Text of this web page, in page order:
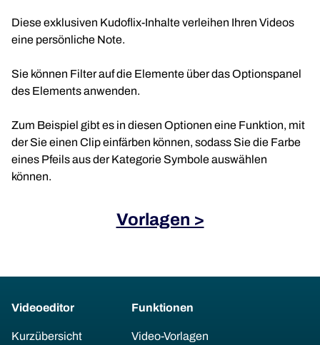
Diese exklusiven Kudoflix-Inhalte verleihen Ihren Videos
eine persönliche Note.
Sie können Filter auf die Elemente über das Optionspanel
des Elements anwenden.
Zum Beispiel gibt es in diesen Optionen eine Funktion, mit
der Sie einen Clip einfärben können, sodass Sie die Farbe
eines Pfeils aus der Kategorie Symbole auswählen
können.
Vorlagen >
Videoeditor
Kurzübersicht
Funktionen
Video-Vorlagen